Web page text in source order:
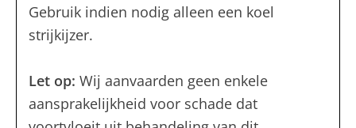
Gebruik indien nodig alleen een koel
strijkijzer.
Let op: Wij aanvaarden geen enkele
aansprakelijkheid voor schade dat